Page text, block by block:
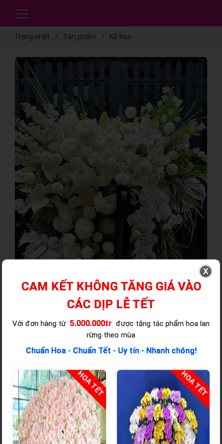
Trang nhất Sản phẩm Kệ hoa
CAM KẾT KHÔNG TĂNG GIÁ VÀO
CÁC DỊP LỄ TẾT
Với đơn hàng từ 5.000.000tr được tặng tác phẩm hoa lan
rừng theo mùa
Chuẩn Hoa - Chuẩn Tết - Uy tín - Nhanh chóng!
HOA TẾT HOA TẾT